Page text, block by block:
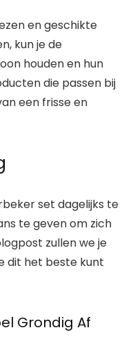
en geschikte
kun je de
houden en hun
die passen bij
een frisse en
set dagelijks te
te geven om zich
zullen we je
dit het beste kunt
Grondig Af